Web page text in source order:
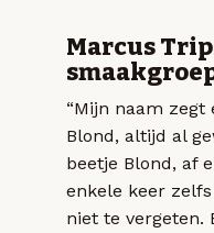
Marcus
“Mijn naam zegt
Blond, altijd al
beetje Blond, af
enkele keer
niet te vergeten.